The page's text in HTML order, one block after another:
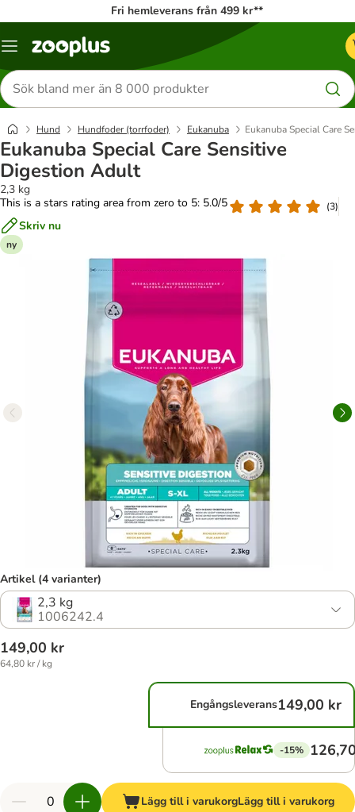
Fri hemleverans från 499 kr**
Katalogmeny
Sök
efter
produkter
Hund Hundfoder (torrfoder) Eukanuba Eukanuba Special Care
Eukanuba Special Care Sensitive
Digestion Adult
2,3 kg
This is a stars rating area from zero to 5: 5.0/5
(3)
Skriv nu
ny
Artikel (4 varianter)
2,3 kg
1006242.4
149,00 kr
64,80 kr / kg
Engångsleverans149,00 kr
-15%
Lägg till i varukorgLägg till i varukorg